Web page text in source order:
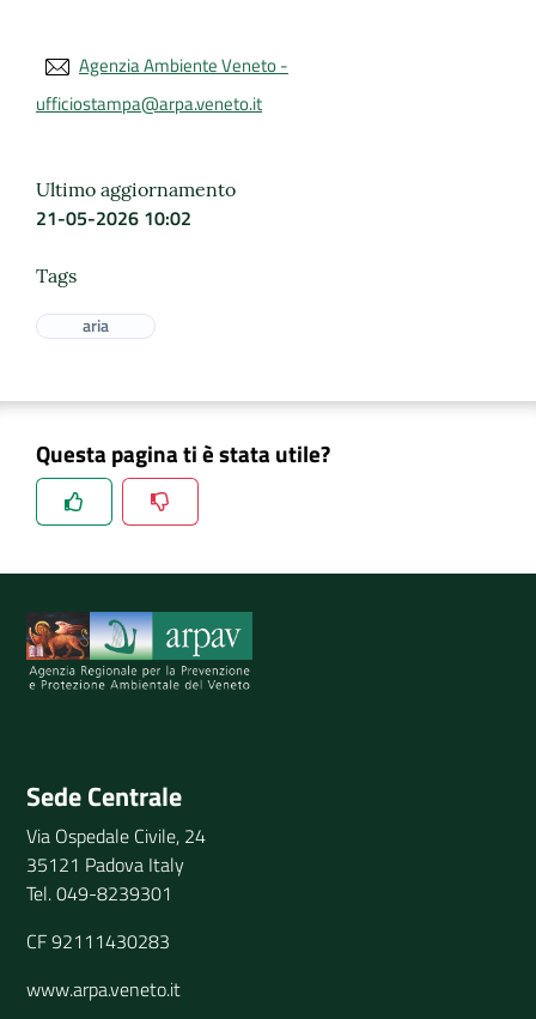
Agenzia Ambiente Veneto -
ufficiostampa@arpa.veneto.it
Ultimo aggiornamento
21-05-2026 10:02
Tags
aria
Questa pagina ti è stata utile?
Spiegaci perchè, e aiutaci a migliorare il servizio
Sede Centrale
Via Ospedale Civile, 24
35121 Padova Italy
Tel. 049-8239301
CF 92111430283
www.arpa.veneto.it